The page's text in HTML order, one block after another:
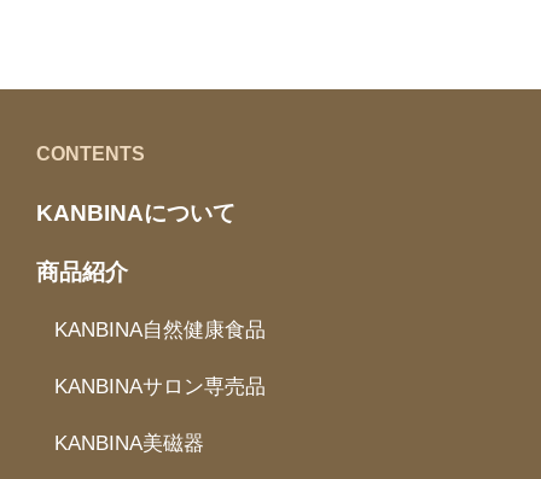
CONTENTS
KANBINAについて
商品紹介
KANBINA自然健康食品
KANBINAサロン専売品
KANBINA美磁器